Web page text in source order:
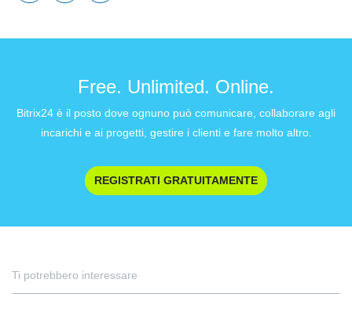
Free. Unlimited. Online.
Bitrix24 è il posto dove ognuno può comunicare, collaborare agli
incarichi e ai progetti, gestire i clienti e fare molto altro.
REGISTRATI GRATUITAMENTE
Ti potrebbero interessare